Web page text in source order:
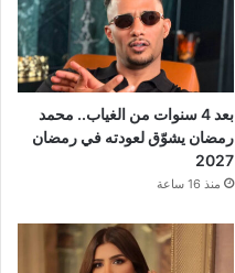
بعد 4 سنوات من الغياب.. محمد
رمضان يشوّق لعودته في رمضان
2027
منذ 16 ساعة